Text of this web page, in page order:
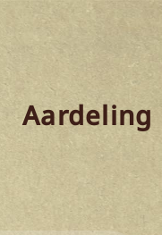
Aardeling